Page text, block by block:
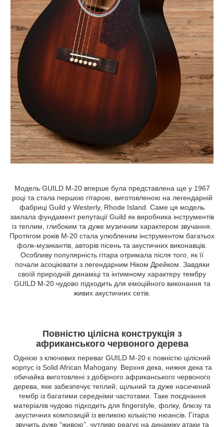
Модель GUILD M-20 вперше була представлена ще у 1967
році та стала першою гітарою, виготовленою на легендарній
фабриці Guild у Westerly, Rhode Island. Саме ця модель
заклала фундамент репутації Guild як виробника інструментів
із теплим, глибоким та дуже музичним характером звучання.
Протягом років M-20 стала улюбленим інструментом багатьох
фолк-музикантів, авторів пісень та акустичних виконавців.
Особливу популярність гітара отримала після того, як її
почали асоціювати з легендарним Ніком Дрейком. Завдяки
своїй природній динаміці та інтимному характеру тембру
GUILD M-20 чудово підходить для емоційного виконання та
живих акустичних сетів.
Повністю цілісна конструкція з
африканського червоного дерева
Однією з ключових переваг GUILD M-20 є повністю цілісний
корпус із Solid African Mahogany. Верхня дека, нижня дека та
обичайка виготовлені з добірного африканського червоного
дерева, яке забезпечує теплий, щільний та дуже насичений
тембр із багатими середніми частотами. Таке поєднання
матеріалів чудово підходить для fingerstyle, фолку, блюзу та
акустичних композицій із великою кількістю нюансів. Гітара
звучить дуже “живою”, чутливо реагує на динаміку атаки та